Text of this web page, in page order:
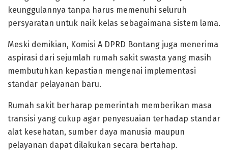
keunggulannya tanpa harus memenuhi seluruh
persyaratan untuk naik kelas sebagaimana sistem lama.
Meski demikian, Komisi A DPRD Bontang juga menerima
aspirasi dari sejumlah rumah sakit swasta yang masih
membutuhkan kepastian mengenai implementasi
standar pelayanan baru.
Rumah sakit berharap pemerintah memberikan masa
transisi yang cukup agar penyesuaian terhadap standar
alat kesehatan, sumber daya manusia maupun
pelayanan dapat dilakukan secara bertahap.